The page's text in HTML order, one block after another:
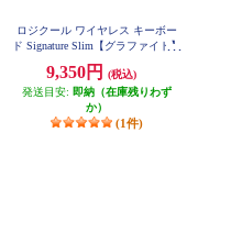
ロジクール ワイヤレス キーボー
ド Signature Slim【グラファイト】
9,350円
(税込)
発送目安: 即納（在庫残りわず
か）
(1件)